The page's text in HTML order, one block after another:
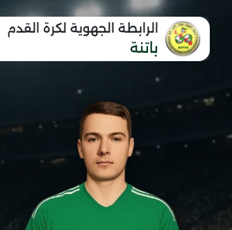
الرابطة الجهوية لكرة القدم
باتنة